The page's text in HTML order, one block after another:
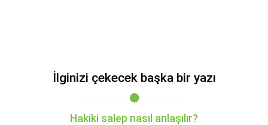
İlginizi çekecek başka bir yazı
Hakiki salep nasıl anlaşılır?